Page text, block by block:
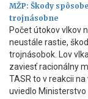
MŽP: Škody
trojnásobne
Počet útokov vlkov
neustále rastie,
trojnásobok. Lov
zaviesť racionálny
TASR to v reakcii
uviedlo Ministerstvo